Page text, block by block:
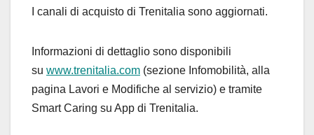
I canali di acquisto di Trenitalia sono aggiornati.
Informazioni di dettaglio sono disponibili
su www.trenitalia.com (sezione Infomobilità, alla
pagina Lavori e Modifiche al servizio) e tramite
Smart Caring su App di Trenitalia.